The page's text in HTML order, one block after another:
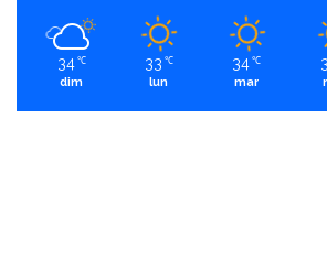
34 ℃
dim
33 ℃
lun
34 ℃
mar